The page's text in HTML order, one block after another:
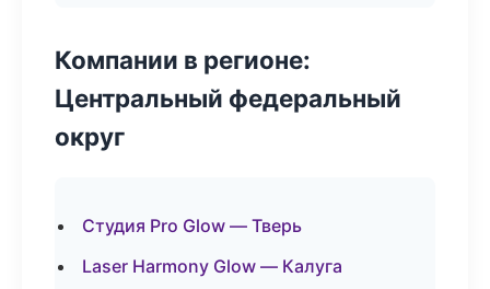
Компании в регионе:
Центральный федеральный
округ
Студия Pro Glow — Тверь
Laser Harmony Glow — Калуга